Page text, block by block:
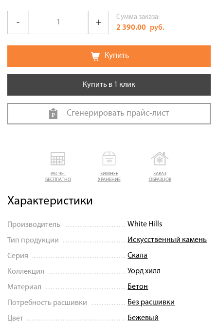
РАСЧЕТ
БЕСПЛАТНО
ЗИМНЕЕ
ХРАНЕНИЕ
ЗАКАЗ
ОБРАЗЦОВ
Характеристики
Производитель White Hills
Тип продукции Искусственный камень
Серия Скала
Коллекция Уорд хилл
Материал Бетон
Потребность расшивки Без расшивки
Цвет Бежевый
Сумма заказа:
2 390.00 руб.
Купить
Купить в 1 клик
Сгенерировать прайс-лист